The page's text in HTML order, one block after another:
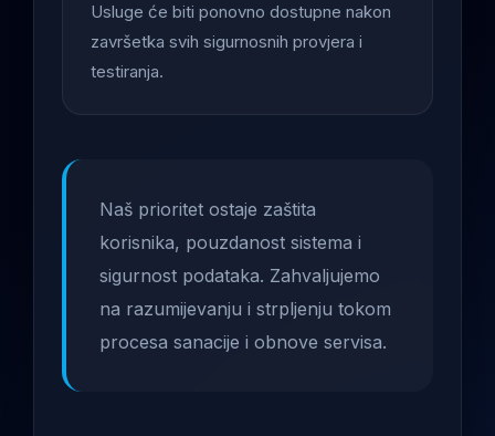
Usluge će biti ponovno dostupne nakon
završetka svih sigurnosnih provjera i
testiranja.
Naš prioritet ostaje zaštita
korisnika, pouzdanost sistema i
sigurnost podataka. Zahvaljujemo
na razumijevanju i strpljenju tokom
procesa sanacije i obnove servisa.